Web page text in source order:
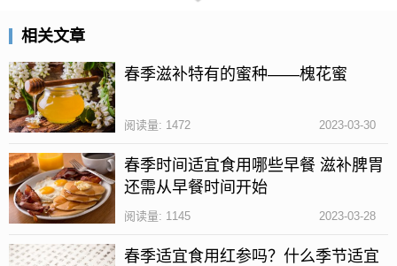
如果是刚买回来的新筷子有异味，那么就不要先着急
使用，先将筷子放入盐水中煮一下，就可以去掉筷子
的异味。
如果是使用一段时间的筷子有异味，建议将筷子放入
水中，然后加入一点白醋煮开后洗净晾干即可。
筷子发霉了还能用吗
相关文章
春季滋补特有的蜜种——槐花蜜
2023-03-30
阅读量: 1472
春季时间适宜食用哪些早餐 滋补脾胃
还需从早餐时间开始
2023-03-28
阅读量: 1145
春季适宜食用红参吗？什么季节适宜